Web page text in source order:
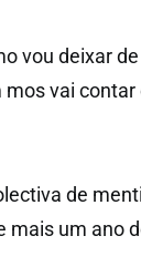
vou deixar
mos vai contar
de
mais um ano